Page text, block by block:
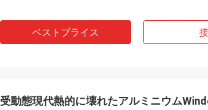
ベストプライス
受動態現代熱的に壊れたアルミニウム